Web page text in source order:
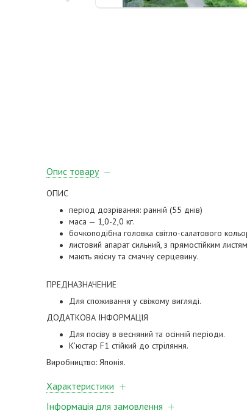
Опис товару
ОПИС
період дозрівання: ранній (55 днів)
маса — 1,0-2,0 кг.
бочкоподібна головка світло-салатового
листовий апарат сильний, з прямостійким
мають якісну та смачну серцевину.
ПРЕДНАЗНАЧЕНИЕ
Для споживання у свіжому вигляді.
ДОДАТКОВА ІНФОРМАЦІЯ
Для посіву в весняний та осінній періоди.
К'юстар F1 стійкий до стріляння.
Виробництво: Японія.
Характеристики
Інформація для замовлення